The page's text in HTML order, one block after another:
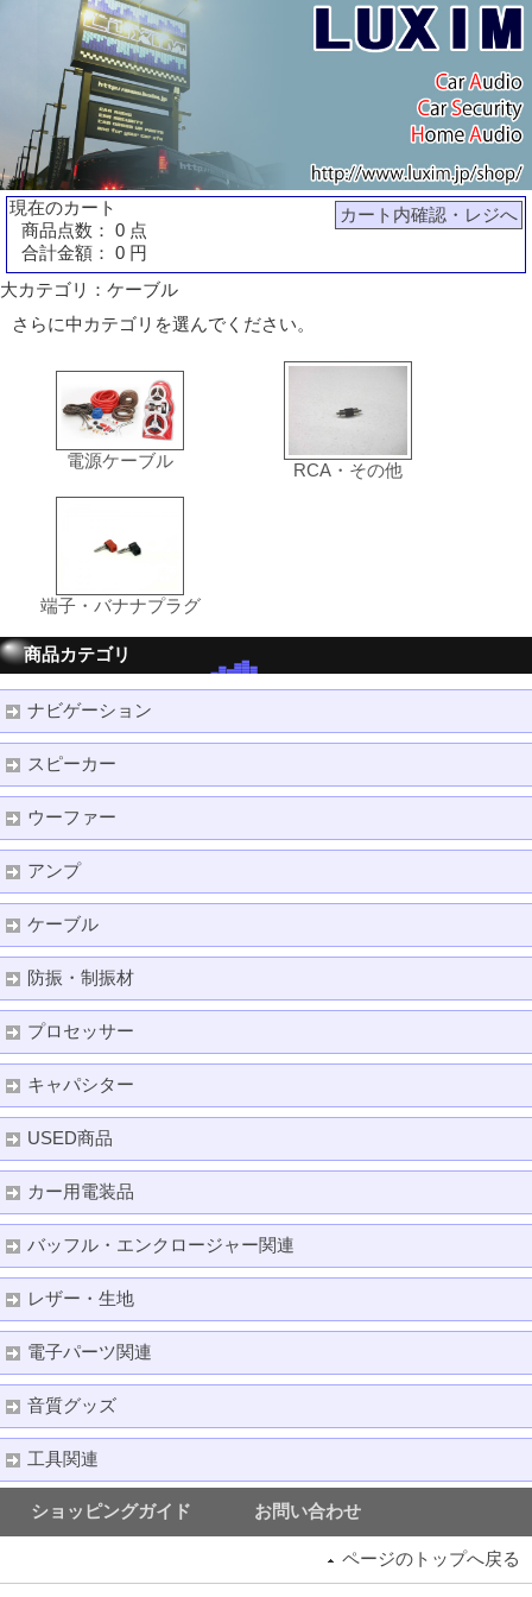
カート内確認・レジへ
現在のカート
商品点数： 0 点
合計金額： 0 円
大カテゴリ：ケーブル
さらに中カテゴリを選んでください。
電源ケーブル RCA・その他
端子・バナナプラグ
商品カテゴリ
ナビゲーション
スピーカー
ウーファー
アンプ
ケーブル
防振・制振材
プロセッサー
キャパシター
USED商品
カー用電装品
バッフル・エンクロージャー関連
レザー・生地
電子パーツ関連
音質グッズ
工具関連
ショッピングガイド お問い合わせ
ページのトップへ戻る